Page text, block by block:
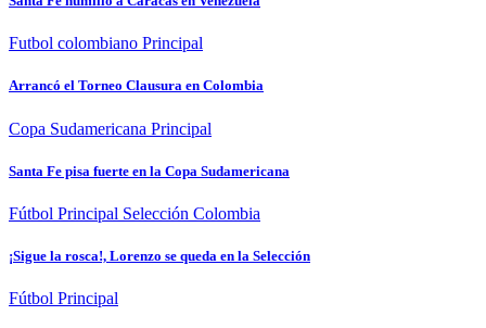
Futbol colombiano Principal
Arrancó el Torneo Clausura en Colombia
Copa Sudamericana Principal
Santa Fe pisa fuerte en la Copa Sudamericana
Fútbol Principal Selección Colombia
¡Sigue la rosca!, Lorenzo se queda en la Selección
Fútbol Principal